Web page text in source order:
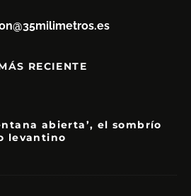
RECIENTE
abierta’, el sombrío
levantino